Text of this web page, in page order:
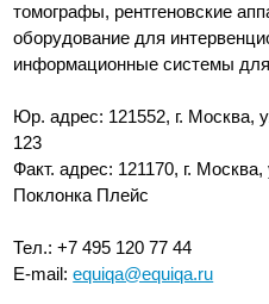
томографы, рентгеновские
оборудование для
информационные системы
Юр. адрес: 121552, г. Москва,
123
Факт. адрес: 121170, г.
Поклонка Плейс
Тел.: +7 495 120 77 44
E-mail:equiqa@equiqa.ru